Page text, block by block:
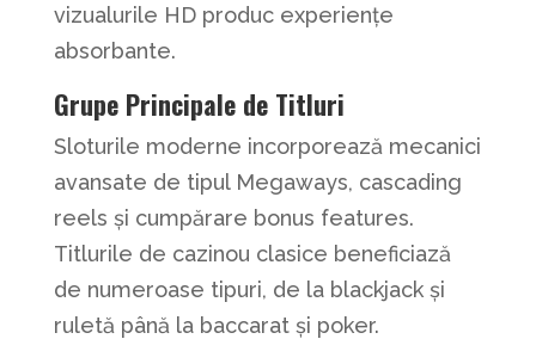
vizualurile HD produc experiențe
absorbante.
Grupe Principale de Titluri
Sloturile moderne incorporează mecanici
avansate de tipul Megaways, cascading
reels și cumpărare bonus features.
Titlurile de cazinou clasice beneficiază
de numeroase tipuri, de la blackjack și
ruletă până la baccarat și poker.